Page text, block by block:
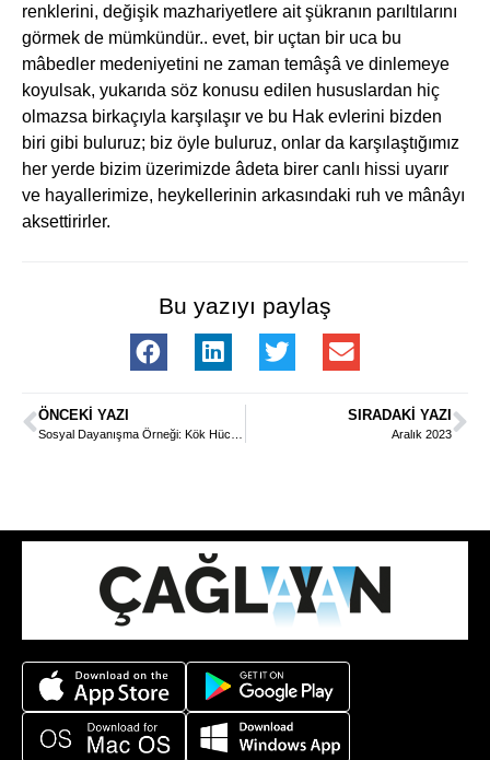
renklerini, değişik mazhariyetlere ait şükranın parıltılarını
görmek de mümkündür.. evet, bir uçtan bir uca bu
mâbedler medeniyetini ne zaman temâşâ ve dinlemeye
koyulsak, yukarıda söz konusu edilen hususlardan hiç
olmazsa birkaçıyla karşılaşır ve bu Hak evlerini bizden
biri gibi buluruz; biz öyle buluruz, onlar da karşılaştığımız
her yerde bizim üzerimizde âdeta birer canlı hissi uyarır
ve hayallerimize, heykellerinin arkasındaki ruh ve mânâyı
aksettirirler.
Bu yazıyı paylaş
ÖNCEKI YAZI SIRADAKI YAZI
Aralık 2023